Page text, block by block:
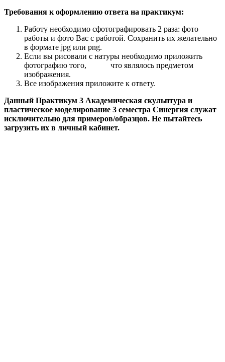
Требования к оформлению ответа на практикум:
Работу необходимо сфотографировать 2 раза: фото
работы и фото Вас с работой. Сохранить их желательно
в формате jpg или png.
Если вы рисовали с натуры необходимо приложить
фотографию того, что являлось предметом
изображения.
Все изображения приложите к ответу.
Данный Практикум 3 Академическая скульптура и
пластическое моделирование 3 семестра Синергия служат
исключительно для примеров/образцов. Не пытайтесь
загрузить их в личный кабинет.